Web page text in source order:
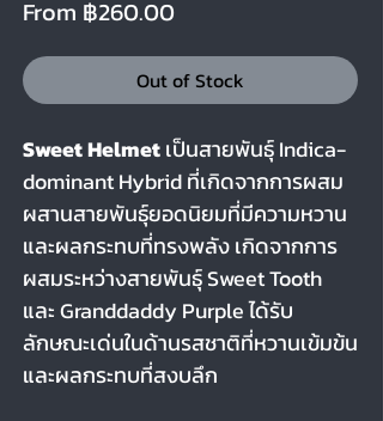
From ฿260.00Sale Price
Out of Stock
Sweet Helmetเป็นสายพันธุ์ Indica-
dominant Hybrid ที่เกิดจากการผสม
ผสานสายพันธุ์ยอดนิยมที่มีความหวาน
และผลกระทบที่ทรงพลัง เกิดจากการ
ผสมระหว่างสายพันธุ์ Sweet Tooth
และ Granddaddy Purple ได้รับ
ลักษณะเด่นในด้านรสชาติที่หวานเข้มข้น
และผลกระทบที่สงบลึก